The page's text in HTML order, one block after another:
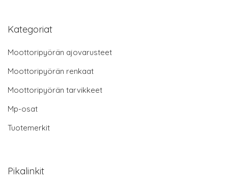
Kategoriat
Moottoripyörän ajovarusteet
Moottoripyörän renkaat
Moottoripyörän tarvikkeet
Mp-osat
Tuotemerkit
Pikalinkit